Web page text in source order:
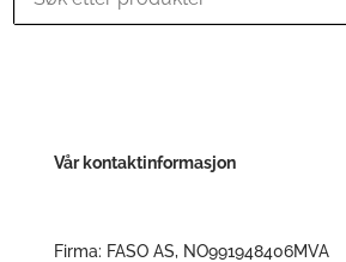
Vår kontaktinformasjon
Firma: FASO AS, NO991948406MVA